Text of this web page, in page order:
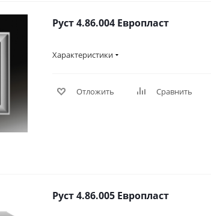
Руст 4.86.004 Европласт
Характеристики
Отложить Сравнить
Руст 4.86.005 Европласт